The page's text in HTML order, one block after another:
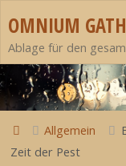
Inhalt
springen
OMNIUM
Ablage für den
StartAllgemein
Zeit der Pest